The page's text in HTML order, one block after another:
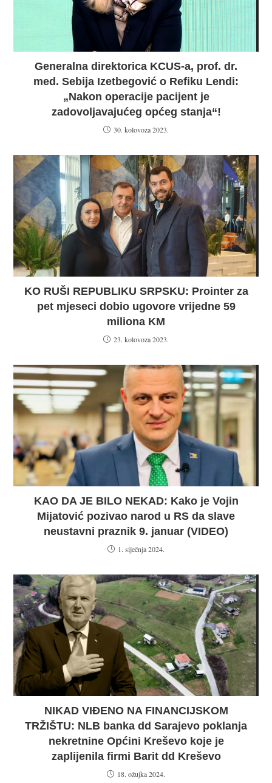
Generalna direktorica KCUS-a, prof. dr.
med. Sebija Izetbegović o Refiku Lendi:
„Nakon operacije pacijent je
zadovoljavajućeg općeg stanja“!
30. kolovoza 2023.
KO RUŠI REPUBLIKU SRPSKU: Prointer za
pet mjeseci dobio ugovore vrijedne 59
miliona KM
23. kolovoza 2023.
KAO DA JE BILO NEKAD: Kako je Vojin
Mijatović pozivao narod u RS da slave
neustavni praznik 9. januar (VIDEO)
1. siječnja 2024.
NIKAD VIĐENO NA FINANCIJSKOM
TRŽIŠTU: NLB banka dd Sarajevo poklanja
nekretnine Općini Kreševo koje je
zaplijenila firmi Barit dd Kreševo
18. ožujka 2024.